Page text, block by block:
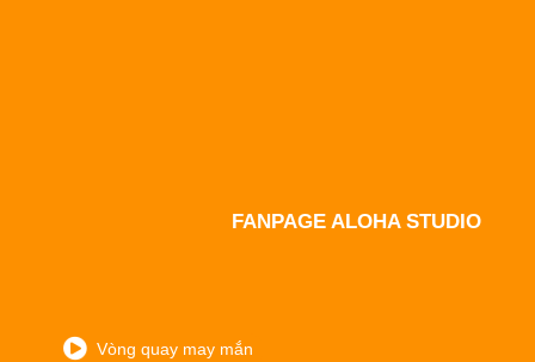
FANPAGE ALOHA STUDIO
Vòng quay may mắn